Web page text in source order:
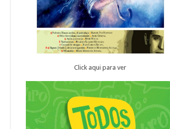
Click aqui para ver